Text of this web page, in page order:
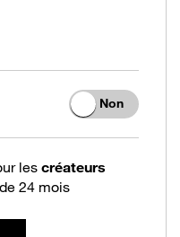
Non
les créateurs
24 mois